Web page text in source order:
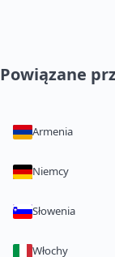
Powiązane
Armenia
Niemcy
Słowenia
Włochy